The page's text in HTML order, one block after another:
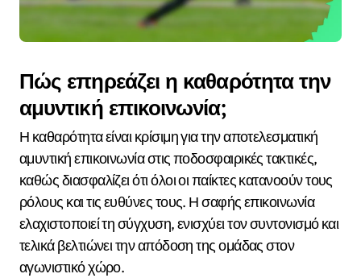
Πώς επηρεάζει η καθαρότητα την
αμυντική επικοινωνία;
Η καθαρότητα είναι κρίσιμη για την αποτελεσματική
αμυντική επικοινωνία στις ποδοσφαιρικές τακτικές,
καθώς διασφαλίζει ότι όλοι οι παίκτες κατανοούν τους
ρόλους και τις ευθύνες τους. Η σαφής επικοινωνία
ελαχιστοποιεί τη σύγχυση, ενισχύει τον συντονισμό και
τελικά βελτιώνει την απόδοση της ομάδας στον
αγωνιστικό χώρο.